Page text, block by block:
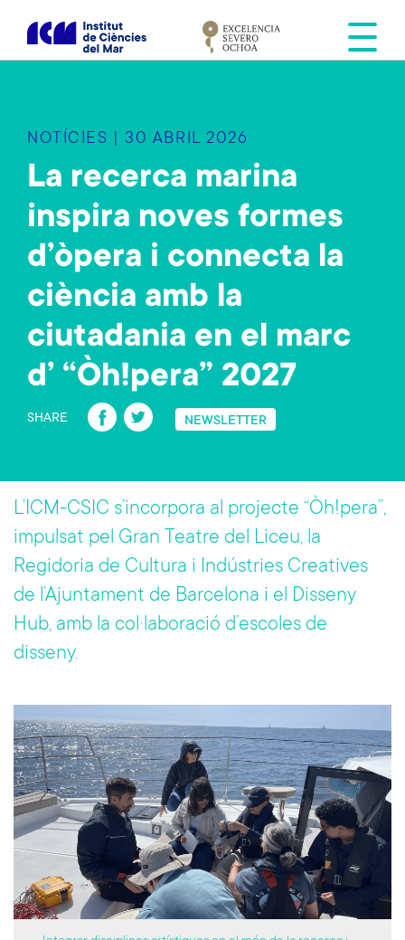
s
NOTÍCIES | 30 ABRIL 2026
La recerca marina
inspira noves formes
d’òpera i connecta la
ciència amb la
ciutadania en el marc
d’ “Òh!pera” 2027
SHARE
Fa
ce
o
ok
er
NEWSLETTER
L’ICM-CSIC s’incorpora al projecte “Òh!pera”,
impulsat pel Gran Teatre del Liceu, la
Regidoria de Cultura i Indústries Creatives
de l’Ajuntament de Barcelona i el Disseny
Hub, amb la col·laboració d’escoles de
disseny.